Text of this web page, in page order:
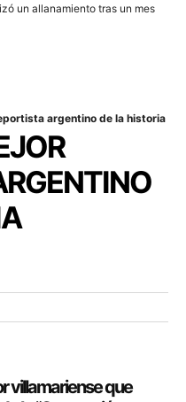
un allanamiento tras un mes